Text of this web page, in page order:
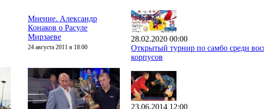
Мнение. Александр
Конаков о Расуле
Мирзаеве
24 августа 2011 в 18:00
28.02.2020 00:00
Открытый турнир по самбо среди
корпусов
23.06.2014 12:00